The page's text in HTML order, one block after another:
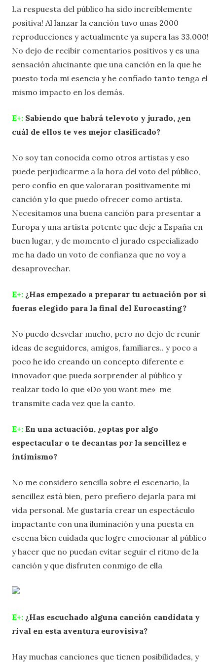
La respuesta del público ha sido increíblemente
positiva! Al lanzar la canción tuvo unas 2000
reproducciones y actualmente ya supera las 33.000!
No dejo de recibir comentarios positivos y es una
sensación alucinante que una canción en la que he
puesto toda mi esencia y he confiado tanto tenga el
mismo impacto en los demás.
E+: Sabiendo que habrá televoto y jurado, ¿en
cuál de ellos te ves mejor clasificado?
No soy tan conocida como otros artistas y eso
puede perjudicarme a la hora del voto del público,
pero confío en que valoraran positivamente mi
canción y lo que puedo ofrecer como artista.
Necesitamos una buena canción para presentar a
Europa y una artista potente que deje a España en
buen lugar, y de momento el jurado especializado
me ha dado un voto de confianza que no voy a
desaprovechar.
E+: ¿Has empezado a preparar tu actuación por si
fueras elegido para la final del Eurocasting?
No puedo desvelar mucho, pero no dejo de reunir
ideas de seguidores, amigos, familiares.. y poco a
poco he ido creando un concepto diferente e
innovador que pueda sorprender al público y
realzar todo lo que «Do you want me» me
transmite cada vez que la canto.
E+: En una actuación, ¿optas por algo
espectacular o te decantas por la sencillez e
intimismo?
No me considero sencilla sobre el escenario, la
sencillez está bien, pero prefiero dejarla para mi
vida personal. Me gustaría crear un espectáculo
impactante con una iluminación y una puesta en
escena bien cuidada que logre emocionar al público
y hacer que no puedan evitar seguir el ritmo de la
canción y que disfruten conmigo de ella
E+: ¿Has escuchado alguna canción candidata y
rival en esta aventura eurovisiva?
Hay muchas canciones que tienen posibilidades, y